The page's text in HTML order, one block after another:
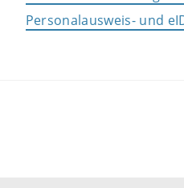
Personalausweis- und